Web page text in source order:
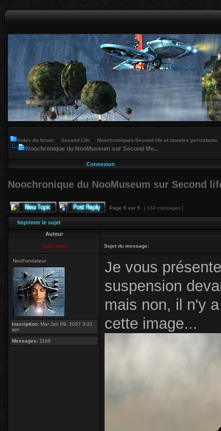
Index du forum » Second Life » Noochroniques-Second life et mondes persistants
Noochronique du NooMuseum sur Second life...
Connexion
Noochronique du NooMuseum sur Second
Page 9 sur 9 [ 134 messages ]
Imprimer le sujet
Auteur
yann.minh Sujet du message:
NooFondateur
Inscription: Mar Jan 09, 2007 3:21
am
Messages: 1166
Je vous
suspension
mais non, il n'y
cette image...